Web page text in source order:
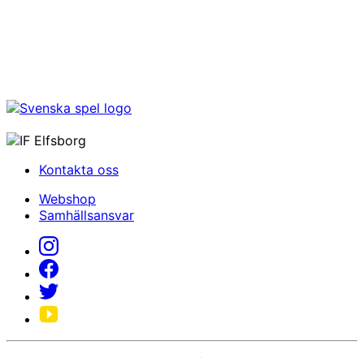
Kontakta oss
Webshop
Samhällsansvar